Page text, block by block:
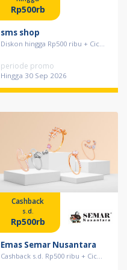
Rp500rb
sms shop
Diskon hingga Rp500 ribu + Cic...
periode promo
Hingga 30 Sep 2026
Cashback
s.d.
Rp500rb
Emas Semar Nusantara
Cashback s.d. Rp500 ribu + Cic...